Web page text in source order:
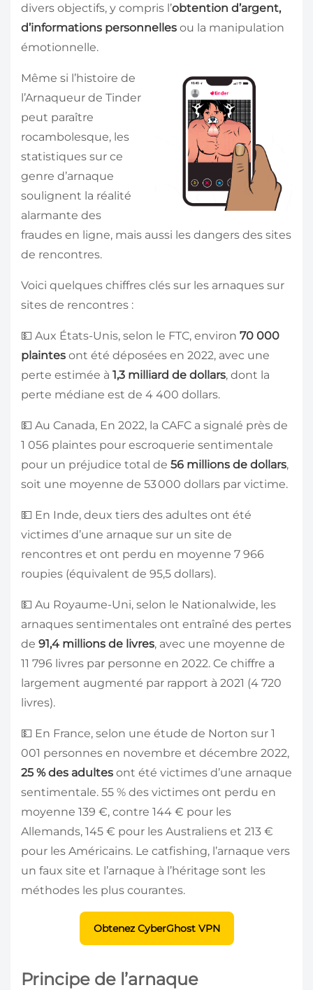
divers objectifs, y compris l’obtention d’argent,
d’informations personnelles ou la manipulation
émotionnelle.
Même si l’histoire de
l’Arnaqueur de Tinder
peut paraître
rocambolesque, les
statistiques sur ce
genre d’arnaque
soulignent la réalité
alarmante des
fraudes en ligne, mais aussi les dangers des sites
de rencontres.
Voici quelques chiffres clés sur les arnaques sur
sites de rencontres :
💵 Aux États-Unis, selon le FTC, environ 70 000
plaintes ont été déposées en 2022, avec une
perte estimée à 1,3 milliard de dollars, dont la
perte médiane est de 4 400 dollars.
💵 Au Canada, En 2022, la CAFC a signalé près de
1 056 plaintes pour escroquerie sentimentale
pour un préjudice total de 56 millions de dollars,
soit une moyenne de 53 000 dollars par victime.
💵 En Inde, deux tiers des adultes ont été
victimes d’une arnaque sur un site de
rencontres et ont perdu en moyenne 7 966
roupies (équivalent de 95,5 dollars).
💵 Au Royaume-Uni, selon le Nationalwide, les
arnaques sentimentales ont entraîné des pertes
de 91,4 millions de livres, avec une moyenne de
11 796 livres par personne en 2022. Ce chiffre a
largement augmenté par rapport à 2021 (4 720
livres).
💵 En France, selon une étude de Norton sur 1
001 personnes en novembre et décembre 2022,
25 % des adultes ont été victimes d’une arnaque
sentimentale. 55 % des victimes ont perdu en
moyenne 139 €, contre 144 € pour les
Allemands, 145 € pour les Australiens et 213 €
pour les Américains. Le catfishing, l’arnaque vers
un faux site et l’arnaque à l’héritage sont les
méthodes les plus courantes.
Obtenez CyberGhost VPN
Principe de l’arnaque